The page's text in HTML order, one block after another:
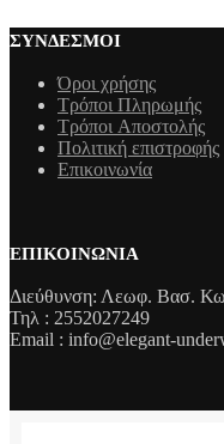
ΣΎΝΔΕΣΜΟΙ
Όροι χρήσης
Τρόποι Πληρωμής
Τρόποι Aποστολής
Πολιτική επιστροφής
Επικοινωνία
ΕΠΙΚΟΙΝΩΝΊΑ
Διεύθυνση: Λεωφ. Βασ.
Τηλ : 2552027249
Email : info@elegant-